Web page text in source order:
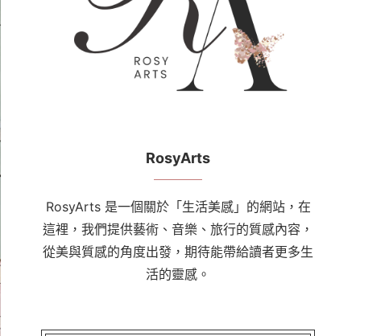
RosyArts
RosyArts 是一個關於「生活美感」的網站，在
這裡，我們提供藝術、音樂、旅行的質感內容，
從美與質感的角度出發，期待能帶給讀者更多生
活的靈感。